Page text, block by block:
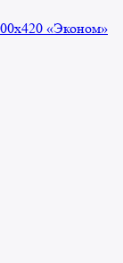
«Эконом»